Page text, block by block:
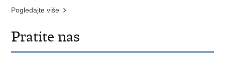
Pogledajte više
Pratite nas